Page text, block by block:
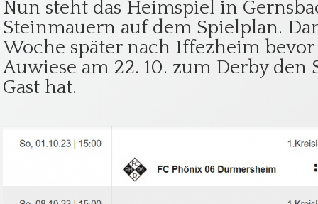
Nun steht das Heimspiel in
Steinmauern auf dem Spielplan.
Woche später nach Iffezheim
Auwiese am 22. 10. zum Derby den
Gast hat.